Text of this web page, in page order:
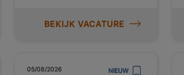
BEKIJK VACATURE
05/08/2026 NIEUW